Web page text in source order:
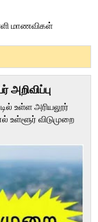
மாணவிகள்
உள்ள அரியலூர்
உள்ளூர் விடுமுறை